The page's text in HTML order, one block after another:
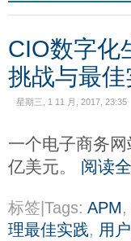
CIO数字化
挑战与最佳
星期三, 1 11 月, 2017, 23:35
一个电子商务
亿美元。 阅读
标签|Tags: APM,
理最佳实践, 用